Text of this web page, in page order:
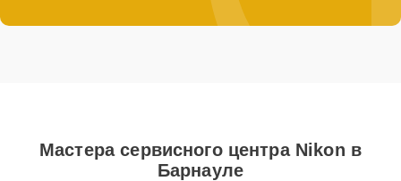
Мастера сервисного центра Nikon в
Барнауле